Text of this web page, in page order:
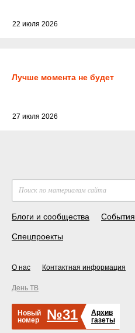
22 июля 2026
Лучше момента не будет
27 июля 2026
Блоги и сообщества События
Спецпроекты
О нас Контактная информация
День ТВ
Новый
номер
№31
Архив
газеты